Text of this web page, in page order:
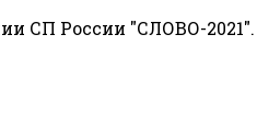
СП России "СЛОВО-2021".